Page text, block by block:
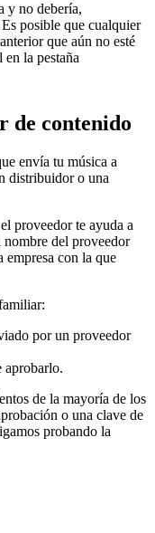
y no debería,
posible que cualquier
que aún no esté
la pestaña
de contenido
envía tu música a
distribuidor o una
proveedor te ayuda a
del proveedor
empresa con la que
por un proveedor
aprobarlo.
de la mayoría de los
o una clave de
probando la